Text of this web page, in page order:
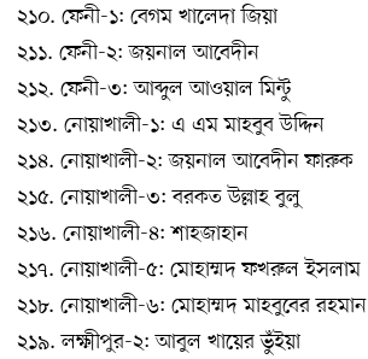
২১০. ফেনী-১: বেগম খালেদা জিয়া
২১১. ফেনী-২: জয়নাল আবেদীন
২১২. ফেনী-৩: আব্দুল আওয়াল মিন্টু
২১৩. নোয়াখালী-১: এ এম মাহবুব উদ্দিন
২১৪. নোয়াখালী-২: জয়নাল আবেদীন ফারুক
২১৫. নোয়াখালী-৩: বরকত উল্লাহ বুলু
২১৬. নোয়াখালী-৪: শাহজাহান
২১৭. নোয়াখালী-৫: মোহাম্মদ ফখরুল ইসলাম
২১৮. নোয়াখালী-৬: মোহাম্মদ মাহবুবের
২১৯. লক্ষ্মীপুর-২: আবুল খায়ের ভুঁইয়া